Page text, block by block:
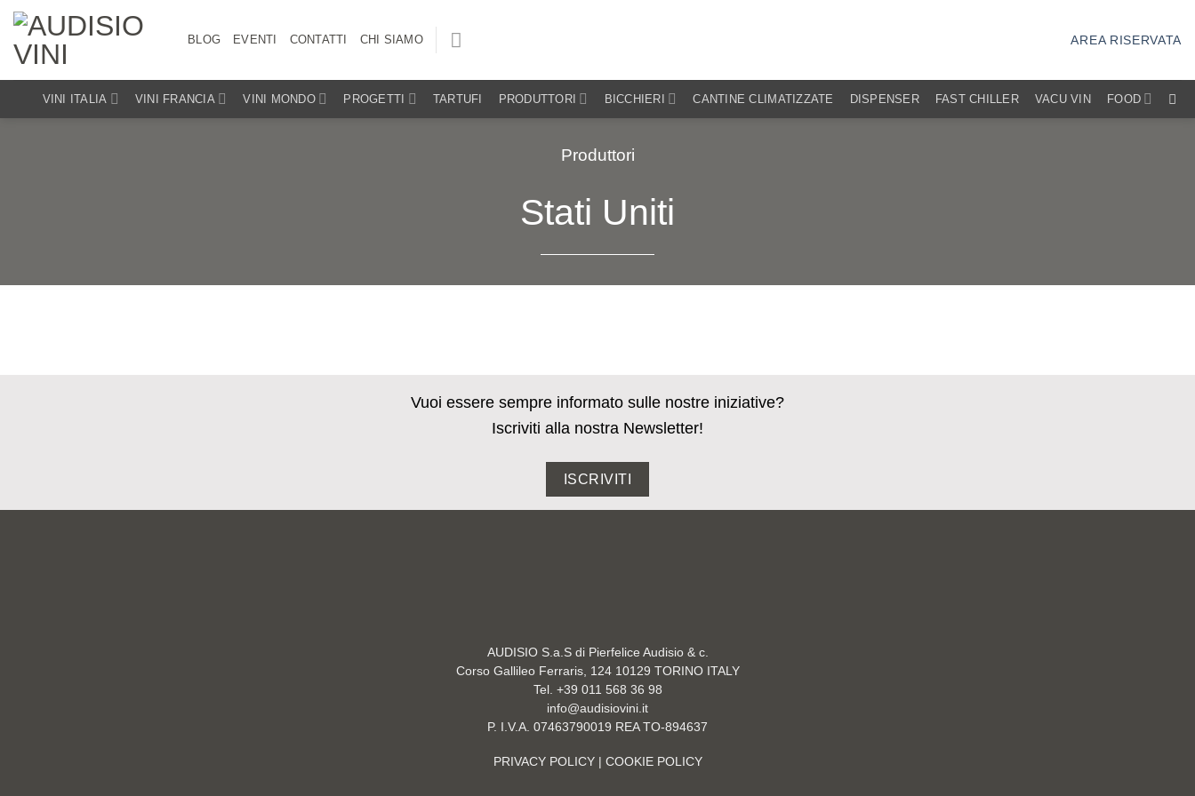
Salta
contenuti
BLOG EVENTI CONTATTI CHI SIAMO AREA RISERVATA
VINI ITALIA VINI FRANCIA VINI MONDO PROGETTI TARTUFI PRODUTTORI BICCHIERI CANTINE CLIMATIZZATE DISPENSER FAST CHILLER VACU VIN FOOD
Produttori
Stati Uniti
Vuoi essere sempre informato sulle nostre iniziative?
Iscriviti alla nostra Newsletter!
ISCRIVITI
AUDISIO S.a.S di Pierfelice Audisio & c.
Corso Gallileo Ferraris, 124 10129 TORINO ITALY
Tel. +39 011 568 36 98
info@audisiovini.it
P. I.V.A. 07463790019 REA TO-894637
PRIVACY POLICY| COOKIE POLICY